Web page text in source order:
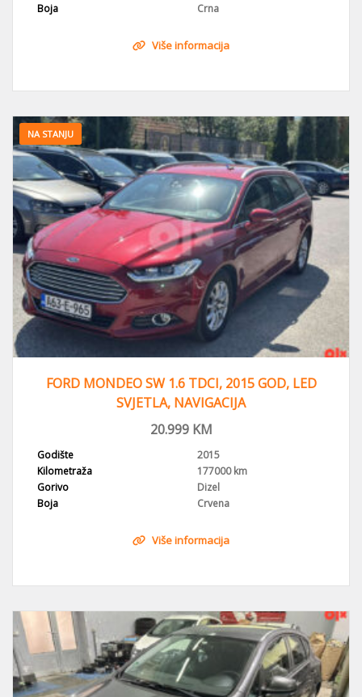
Boja
Crna
Više informacija
NA STANJU
FORD MONDEO SW 1.6 TDCI, 2015 GOD, LED
SVJETLA, NAVIGACIJA
20.999KM
Godište
2015
Kilometraža
177000 km
Gorivo
Dizel
Boja
Crvena
Više informacija